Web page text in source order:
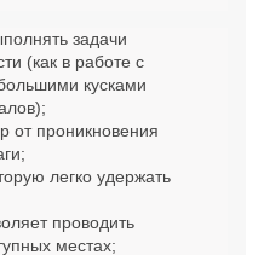
задачи
(как в работе с
кусками
от проникновения
легко удержать
проводить
местах;